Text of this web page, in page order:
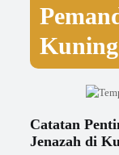
Catatan
Jenazah di